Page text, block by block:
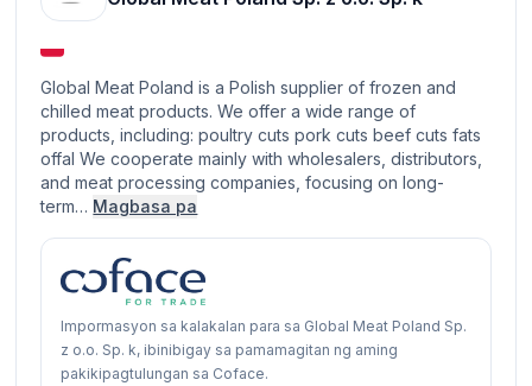
Global Meat Poland is a Polish supplier of frozen and
chilled meat products. We offer a wide range of
products, including: poultry cuts pork cuts beef cuts fats
offal We cooperate mainly with wholesalers, distributors,
and meat processing companies, focusing on long-
term… Magbasa pa
Impormasyon sa kalakalan para sa Global Meat Poland Sp.
z o.o. Sp. k, ibinibigay sa pamamagitan ng aming
pakikipagtulungan sa Coface.